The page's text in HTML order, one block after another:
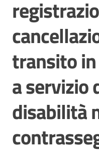
transito in
a servizio
disabilità